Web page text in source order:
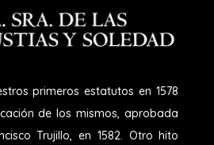
primeros estatutos en 1578
de los mismos, aprobada
Trujillo, en 1582. Otro hito